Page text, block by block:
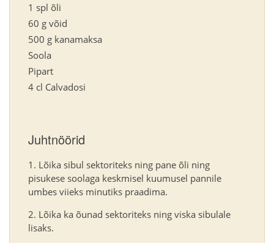
1 spl õli
60 g võid
500 g kanamaksa
Soola
Pipart
4 cl Calvadosi
Juhtnöörid
Lõika sibul sektoriteks ning pane õli ning
pisukese soolaga keskmisel kuumusel pannile
umbes viieks minutiks praadima.
Lõika ka õunad sektoriteks ning viska sibulale
lisaks.